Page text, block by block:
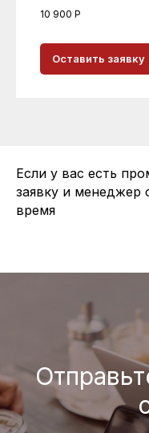
10 900 Р
Оставить заявку
Если у вас есть
заявку и менеджер
время